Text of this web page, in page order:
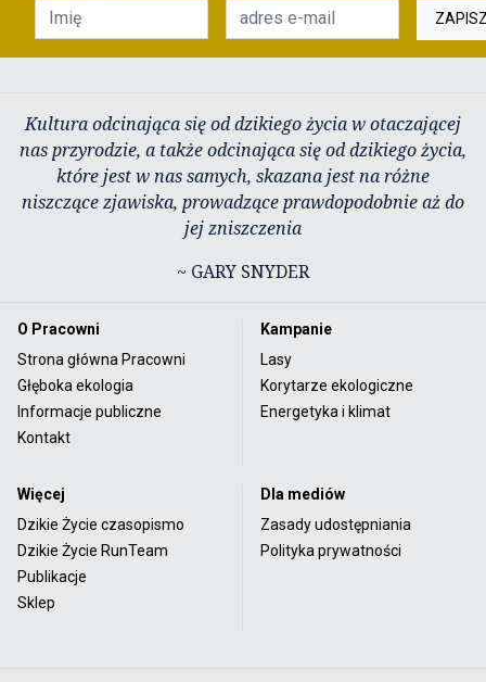
Kultura odcinająca się od dzikiego życia w otaczającej
nas przyrodzie, a także odcinająca się od dzikiego życia,
które jest w nas samych, skazana jest na różne
niszczące zjawiska, prowadzące prawdopodobnie aż do
jej zniszczenia
~ GARY SNYDER
O Pracowni
Strona główna Pracowni
Głęboka ekologia
Informacje publiczne
Kontakt
Kampanie
Lasy
Korytarze ekologiczne
Energetyka i klimat
Więcej
Dzikie Życie czasopismo
Dzikie Życie RunTeam
Publikacje
Sklep
Dla mediów
Zasady udostępniania
Polityka prywatności